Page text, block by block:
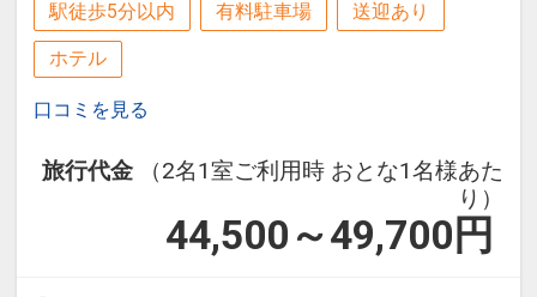
駅徒歩5分以内 有料駐車場 送迎あり
ホテル
口コミを見る
旅行代金
（2名1室ご利用時 おとな1名様あた
り）
44,500～49,700 円